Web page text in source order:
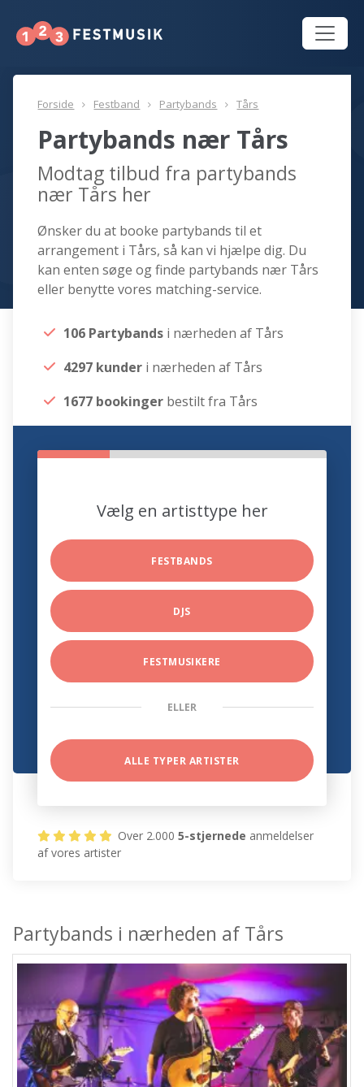
Forside Festband Partybands Tårs
Partybands nær Tårs
Modtag tilbud fra partybands
nær Tårs her
Ønsker du at booke partybands til et
arrangement i Tårs, så kan vi hjælpe dig. Du
kan enten søge og finde partybands nær Tårs
eller benytte vores matching-service.
106 Partybands i nærheden af Tårs
4297 kunder i nærheden af Tårs
1677 bookinger bestilt fra Tårs
Vælg en artisttype her
FESTBANDS
DJS
FESTMUSIKERE
ELLER
ALLE TYPER ARTISTER
Over 2.0005-stjernede anmeldelser
af vores artister
Partybands i nærheden af Tårs